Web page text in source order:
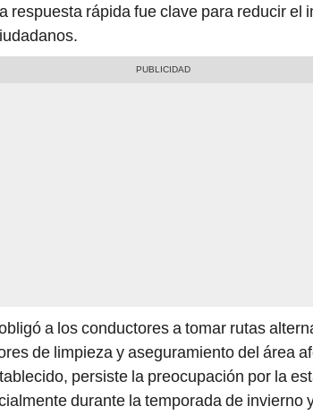
respuesta rápida fue clave para reducir el
a los conductores a tomar rutas
de limpieza y aseguramiento del área
persiste la preocupación por la
durante la temporada de invierno